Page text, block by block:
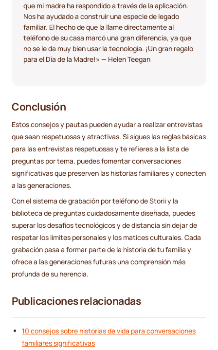
que mi madre ha respondido a través de la aplicación.
Nos ha ayudado a construir una especie de legado
familiar. El hecho de que la llame directamente al
teléfono de su casa marcó una gran diferencia, ya que
no se le da muy bien usar la tecnología. ¡Un gran regalo
para el Día de la Madre!» — Helen Teegan
Conclusión
Estos consejos y pautas pueden ayudar a realizar entrevistas
que sean respetuosas y atractivas. Si sigues las reglas básicas
para las entrevistas respetuosas y te refieres a la lista de
preguntas por tema, puedes fomentar conversaciones
significativas que preserven las historias familiares y conecten
a las generaciones.
Con el sistema de grabación por teléfono de Storii y la
biblioteca de preguntas cuidadosamente diseñada, puedes
superar los desafíos tecnológicos y de distancia sin dejar de
respetar los límites personales y los matices culturales. Cada
grabación pasa a formar parte de la historia de tu familia y
ofrece a las generaciones futuras una comprensión más
profunda de su herencia.
Publicaciones relacionadas
10 consejos sobre historias de vida para conversaciones
familiares significativas